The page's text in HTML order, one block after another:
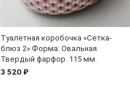
Туалетная коробочка «Сетка-
блюз 2» Форма: Овальная.
Твердый фарфор. 115 мм.
3 520 ₽